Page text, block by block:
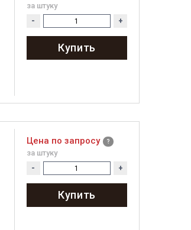
за штуку
- +
Купить
Цена по запросу
за штуку
- +
Купить